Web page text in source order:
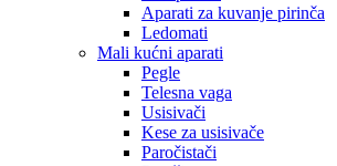
Aparati za kuvanje pirinča
Ledomati
Mali kućni aparati
Pegle
Telesna vaga
Usisivači
Kese za usisivače
Paročistači